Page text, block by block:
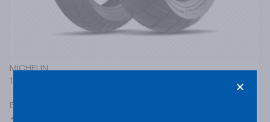
MICHELIN
120/70R19 MICHELIN ANAKEE ADVENTURE 2 60V F TL/TT
ΕΛΑΣΤΙΚΑ ΜΟΤΟΣΥΚΛΕΤΑΣ ΔΡΟΜΟΥ/ΕΚΤΟΣ ΔΡΟΜΟΥ